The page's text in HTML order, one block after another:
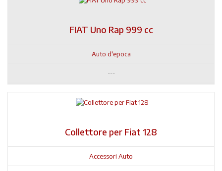
FIAT Uno Rap 999 cc
Auto d'epoca
---
Collettore per Fiat 128
Accessori Auto